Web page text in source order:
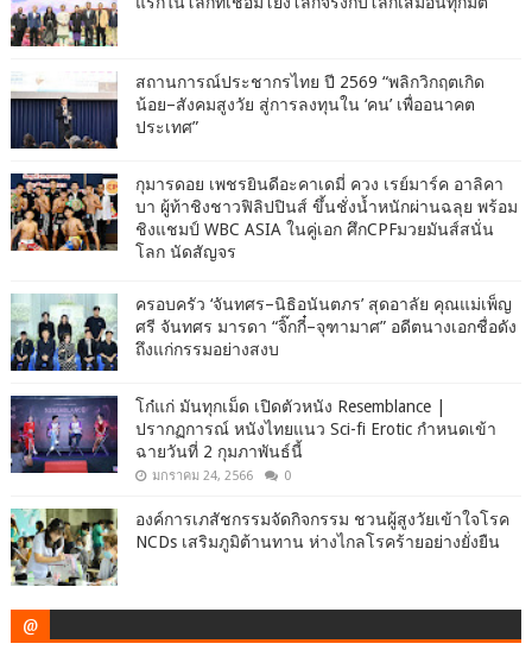
สถานการณ์ประชากรไทย ปี 2569 “พลิกวิกฤตเกิด
น้อย–สังคมสูงวัย สู่การลงทุนใน ‘คน’ เพื่ออนาคต
ประเทศ”
กุมารดอย เพชรยินดีอะคาเดมี่ ควง เรย์มาร์ค อาลิคา
บา ผู้ท้าชิงชาวฟิลิปปินส์ ขึ้นชั่งน้ำหนักผ่านฉลุย พร้อม
ชิงแชมป์ WBC ASIA ในคู่เอก ศึกCPFมวยมันส์สนั่น
โลก นัดสัญจร
ครอบครัว ‘จันทศร–นิธิอนันตภร’ สุดอาลัย คุณแม่เพ็ญ
ศรี จันทศร มารดา “จิ๊กกี๋–จุฑามาศ” อดีตนางเอกชื่อดัง
ถึงแก่กรรมอย่างสงบ
โก๋แก่ มันทุกเม็ด เปิดตัวหนัง Resemblance |
ปรากฏการณ์ หนังไทยแนว Sci-fi Erotic กำหนดเข้า
ฉายวันที่ 2 กุมภาพันธ์นี้
มกราคม 24, 2566 0
องค์การเภสัชกรรมจัดกิจกรรม ชวนผู้สูงวัยเข้าใจโรค
NCDs เสริมภูมิต้านทาน ห่างไกลโรคร้ายอย่างยั่งยืน
@